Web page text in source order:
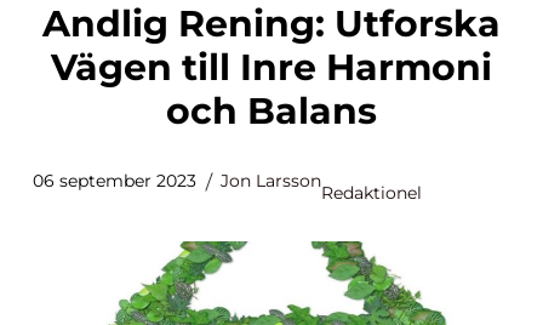
Andlig Rening: Utforska
Vägen till Inre Harmoni
och Balans
06 september 2023 Jon Larsson
Redaktionel